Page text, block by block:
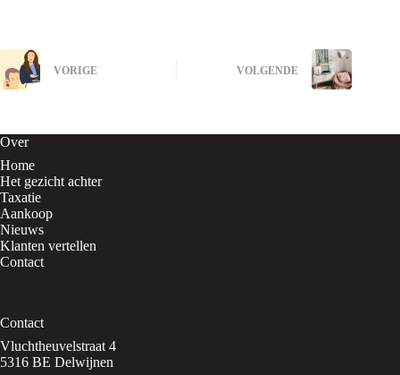
VORIGE VOLGENDE
Over
Home
Het gezicht achter
Taxatie
Aankoop
Nieuws
Klanten vertellen
Contact
Contact
Vluchtheuvelstraat 4
5316 BE Delwijnen